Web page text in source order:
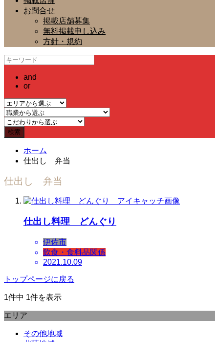
お問合せ
掲載店舗募集
無料掲載申し込み
方針・規約
and
or
ホーム
仕出し 弁当
仕出し 弁当
仕出し料理 どんぐり
伊佐市
飲食・食料品関係
2021.10.09
トップページに戻る
1件中 1件を表示
エリア
その他地域